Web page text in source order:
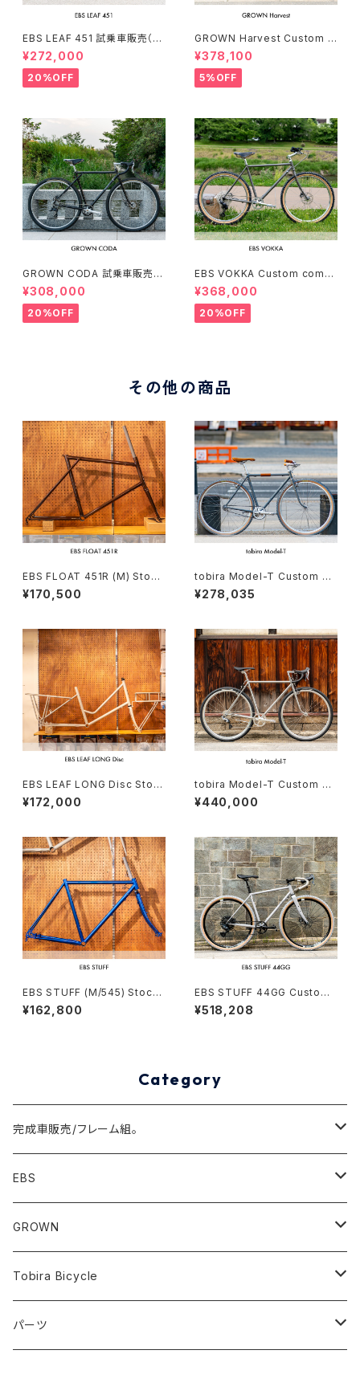
EBS LEAF 451 試乗車販売（15
0-169cm）
¥272,000
20%OFF
GROWN Harvest Custom c
omplete bike（154-168cm）
¥378,100
5%OFF
GROWN CODA 試乗車販売（1
66-174cm）
¥308,000
20%OFF
EBS VOKKA Custom compl
ete bike（166-173cm）
¥368,000
20%OFF
その他の商品
EBS FLOAT 451R (M) Stock
frame order (deposit)
¥170,500
tobira Model-T Custom co
mplete bike（158-165cm）
¥278,035
EBS LEAF LONG Disc Stoc
k frame Order（deposit）
¥172,000
tobira Model-T Custom co
mplete bike（166-175cm）
¥440,000
EBS STUFF (M/545) Stock
frame order (deposit)
¥162,800
EBS STUFF 44GG Custom
complete bike（162-172c
m）
¥518,208
Category
完成車販売/フレーム組。
Minivelo(~20inch)
Cargo/Family
Commuter
Road
EBS
Minivelo (~20 inch)
Horizontal 451
FLOAT 451
700C(~29inch) / 650B(27.5inch)
STUFF
GROWN
CODA
Harvest
Tobira Bicycle
Model-T
パーツ